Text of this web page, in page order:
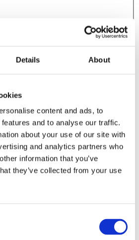
Details About
content and ads, to
and to analyse our traffic.
about your use of our site with
and analytics partners who
information that you’ve
they’ve collected from your use